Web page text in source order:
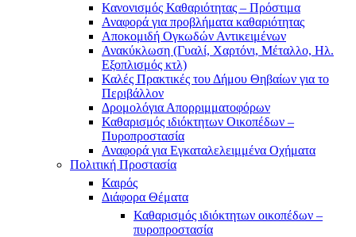
Κανονισμός Καθαριότητας – Πρόστιμα
Αναφορά για προβλήματα καθαριότητας
Αποκομιδή Ογκωδών Αντικειμένων
Ανακύκλωση (Γυαλί, Χαρτόνι, Μέταλλο, Ηλ.
Εξοπλισμός κτλ)
Καλές Πρακτικές του Δήμου Θηβαίων για το
Περιβάλλον
Δρομολόγια Απορριμματοφόρων
Καθαρισμός ιδιόκτητων Οικοπέδων –
Πυροπροστασία
Αναφορά για Εγκαταλελειμμένα Οχήματα
Πολιτική Προστασία
Καιρός
Διάφορα Θέματα
Καθαρισμός ιδιόκτητων οικοπέδων –
πυροπροστασία